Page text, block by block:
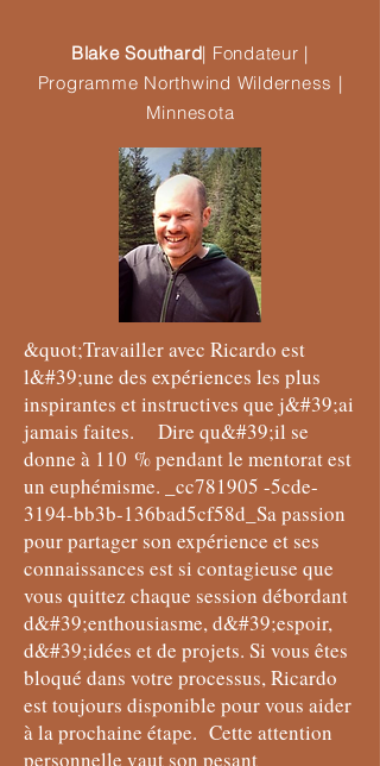
Blake Southard| Fondateur |
Programme Northwind Wilderness |
Minnesota
&quot;Travailler avec Ricardo est
l&#39;une des expériences les plus
inspirantes et instructives que j&#39;ai
jamais faites. Dire qu&#39;il se
donne à 110 % pendant le mentorat est
un euphémisme. _cc781905 -5cde-
3194-bb3b-136bad5cf58d_Sa passion
pour partager son expérience et ses
connaissances est si contagieuse que
vous quittez chaque session débordant
d&#39;enthousiasme, d&#39;espoir,
d&#39;idées et de projets. Si vous êtes
bloqué dans votre processus, Ricardo
est toujours disponible pour vous aider
à la prochaine étape. Cette attention
personnelle vaut son pesant